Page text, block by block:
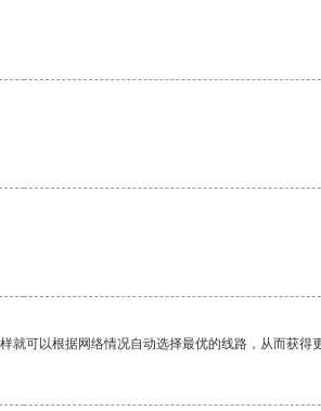
可以根据网络情况自动选择最优的线路，从而获得